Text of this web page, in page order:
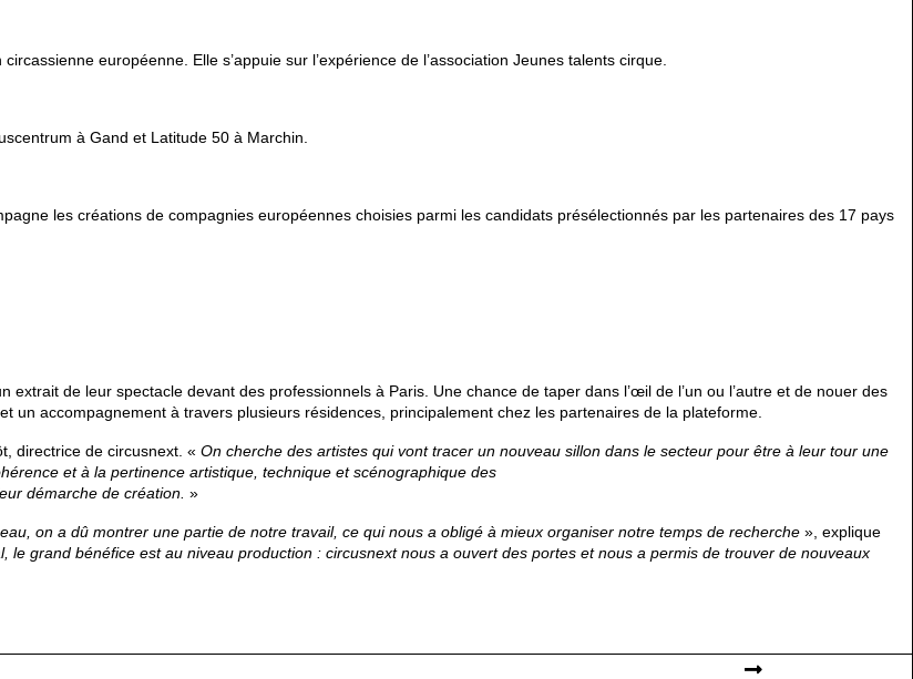
européenne. Elle s’appuie sur l’expérience de l’association Jeunes talents cirque.
à Gand et Latitude 50 à Marchin.
les créations de compagnies européennes choisies parmi les candidats présélectionnés par les partenaires des 17 pays
de leur spectacle devant des professionnels à Paris. Une chance de taper dans l’œil de l’un ou l’autre et de nouer des
un accompagnement à travers plusieurs résidences, principalement chez les partenaires de la plateforme.
directrice de circusnext. « On cherche des artistes qui vont tracer un nouveau sillon dans le secteur pour être à leur tour une
et à la pertinence artistique, technique et scénographique des
démarche de création. »
on a dû montrer une partie de notre travail, ce qui nous a obligé à mieux organiser notre temps de recherche », explique
le grand bénéfice est au niveau production : circusnext nous a ouvert des portes et nous a permis de trouver de nouveaux